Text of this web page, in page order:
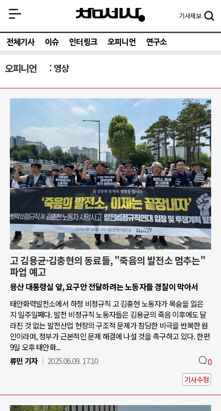
기사제보
전체기사 이슈 인터링크 오피니언 연구소
오피니언 영상
고 김용균·김충현의 동료들, "죽음의 발전소 멈추는"
파업 예고
용산 대통령실 앞, 요구안 전달하려는 노동자들 경찰이 막아서
태안화력발전소에서 하청 비정규직 고 김충현 노동자가 목숨을 잃은
지 일주일째다. 발전 비정규직 노동자들은 김용균의 죽음 이후에도 달
라진 것 없는 발전산업 현장의 구조적 문제가 참담한 비극을 반복한 원
인이라며, 정부가 근본적인 문제 해결에 나설 것을 촉구하고 있다. 한편
9일 오후 태안화...
류민 기자
2025.06.09. 17:10 0
기사수정